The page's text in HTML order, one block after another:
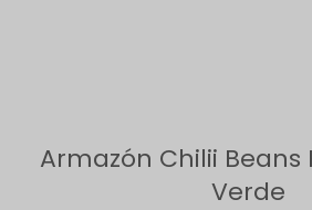
Armazón Chilii
Verde